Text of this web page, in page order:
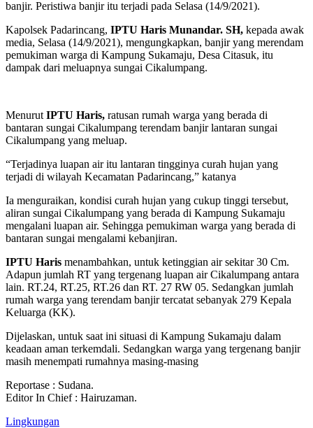
banjir. Peristiwa banjir itu terjadi pada Selasa (14/9/2021).
Kapolsek Padarincang, IPTU Haris Munandar. SH, kepada awak
media, Selasa (14/9/2021), mengungkapkan, banjir yang merendam
pemukiman warga di Kampung Sukamaju, Desa Citasuk, itu
dampak dari meluapnya sungai Cikalumpang.
Menurut IPTU Haris, ratusan rumah warga yang berada di
bantaran sungai Cikalumpang terendam banjir lantaran sungai
Cikalumpang yang meluap.
“Terjadinya luapan air itu lantaran tingginya curah hujan yang
terjadi di wilayah Kecamatan Padarincang,” katanya
Ia menguraikan, kondisi curah hujan yang cukup tinggi tersebut,
aliran sungai Cikalumpang yang berada di Kampung Sukamaju
mengalani luapan air. Sehingga pemukiman warga yang berada di
bantaran sungai mengalami kebanjiran.
IPTU Haris menambahkan, untuk ketinggian air sekitar 30 Cm.
Adapun jumlah RT yang tergenang luapan air Cikalumpang antara
lain. RT.24, RT.25, RT.26 dan RT. 27 RW 05. Sedangkan jumlah
rumah warga yang terendam banjir tercatat sebanyak 279 Kepala
Keluarga (KK).
Dijelaskan, untuk saat ini situasi di Kampung Sukamaju dalam
keadaan aman terkemdali. Sedangkan warga yang tergenang banjir
masih menempati rumahnya masing-masing
Reportase : Sudana.
Editor In Chief : Hairuzaman.
Lingkungan